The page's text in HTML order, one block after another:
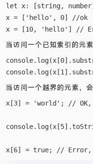
let x: [string,
x = ['hello', 0] //ok
当访问一个已知索引的元
当访问一个越界的元素，
x[3] = 'world'; // OK,